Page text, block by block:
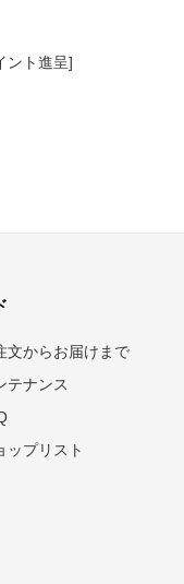
ント進呈]
文からお届けまで
テナンス
ップリスト